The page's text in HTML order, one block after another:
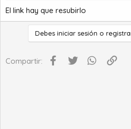
El link hay que resubirlo
Debes iniciar sesión o
Compartir: Facebook
Twitter WhatsApp